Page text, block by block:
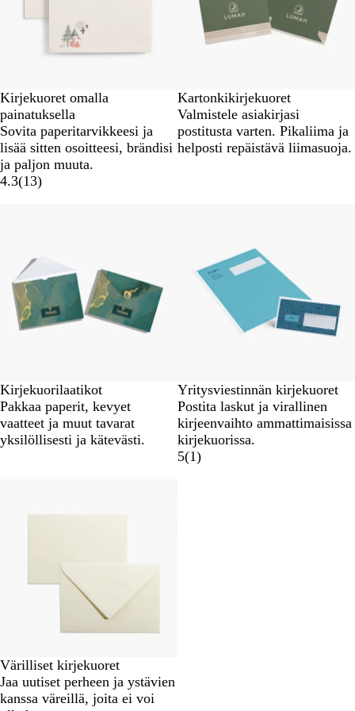
Kirjekuoret omalla
painatuksella
Sovita paperitarvikkeesi ja
lisää sitten osoitteesi, brändisi
ja paljon muuta.
4.3(13)
Kartonkikirjekuoret
Valmistele asiakirjasi
postitusta varten. Pikaliima ja
helposti repäistävä liimasuoja.
Kirjekuorilaatikot
Pakkaa paperit, kevyet
vaatteet ja muut tavarat
yksilöllisesti ja kätevästi.
Yritysviestinnän kirjekuoret
Postita laskut ja virallinen
kirjeenvaihto ammattimaisissa
kirjekuorissa.
5(1)
Värilliset kirjekuoret
Jaa uutiset perheen ja ystävien
kanssa väreillä, joita ei voi